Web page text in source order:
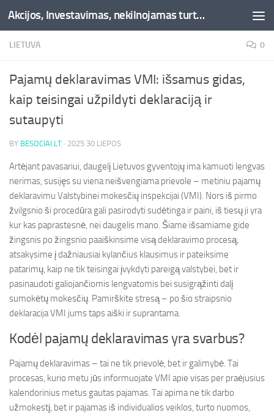
Skip to content Akcijos, Investavimas, nekilnojamas turtas, kriptovaliutos - Besociai.lt
LIETUVA 0
Pajamų deklaravimas VMI: išsamus gidas,
kaip teisingai užpildyti deklaraciją ir
sutaupyti
BY BESOCIAI.LT · 2025 30 LIEPOS
Artėjant pavasariui, daugelį Lietuvos gyventojų ima kamuoti lengvas
nerimas, susijęs su viena neišvengiama prievole – metiniu pajamų
deklaravimu Valstybinei mokesčių inspekcijai (VMI). Nors iš pirmo
žvilgsnio ši procedūra gali pasirodyti sudėtinga ir paini, iš tiesų ji yra
kur kas paprastesnė, nei daugelis mano. Šiame išsamiame gide
žingsnis po žingsnio paaiškinsime visą deklaravimo procesą,
atsakysime į dažniausiai kylančius klausimus ir pateiksime
patarimų, kaip ne tik teisingai įvykdyti pareigą valstybei, bet ir
pasinaudoti galiojančiomis lengvatomis bei susigrąžinti dalį
sumokėtų mokesčių. Pamirškite stresą – po šio straipsnio
deklaracija VMI jums taps aiški ir suprantama.
Kodėl pajamų deklaravimas yra svarbus?
Pajamų deklaravimas – tai ne tik prievolė, bet ir galimybė. Tai
procesas, kurio metu jūs informuojate VMI apie visas per praėjusius
kalendorinius metus gautas pajamas. Tai apima ne tik darbo
užmokestį, bet ir pajamas iš individualios veiklos, turto nuomos,